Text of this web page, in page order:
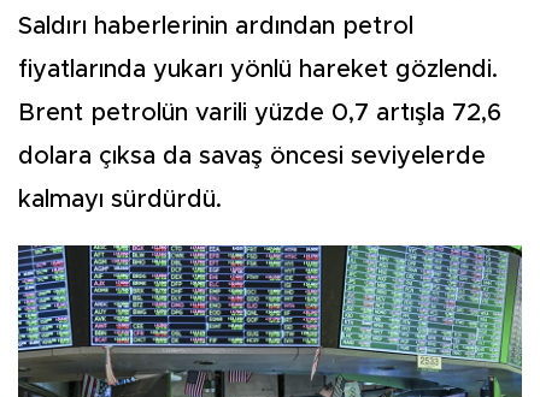
Saldırı haberlerinin ardından petrol
fiyatlarında yukarı yönlü hareket gözlendi.
Brent petrolün varili yüzde 0,7 artışla 72,6
dolara çıksa da savaş öncesi seviyelerde
kalmayı sürdürdü.